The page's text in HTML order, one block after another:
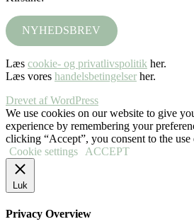
NYHEDSBREV
Læs cookie- og privatlivspolitik her.
Læs vores handelsbetingelser her.
Drevet af WordPress
We use cookies on our website to give
experience by remembering your
clicking “Accept”, you consent to the
Cookie settings
ACCEPT
Luk
Privacy Overview